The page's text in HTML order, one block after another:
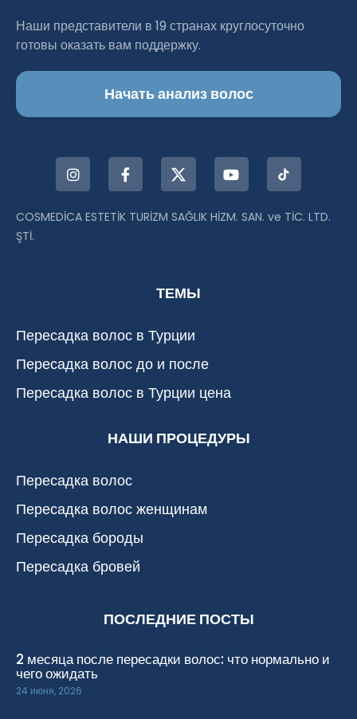
Haartransplantation Istanbul |Dr.Acar aus
Наши представители в 19 странах круглосуточно
готовы оказать вам поддержку.
Начать анализ волос
COSMEDİCA ESTETİK TURİZM SAĞLIK HİZM. SAN. ve TİC. LTD.
ŞTİ.
ТЕМЫ
Пересадка волос в Турции
Пересадка волос до и после
Пересадка волос в Турции цена
НАШИ ПРОЦЕДУРЫ
Пересадка волос
Пересадка волос женщинам
Пересадка бороды
Пересадка бровей
ПОСЛЕДНИЕ ПОСТЫ
2 месяца после пересадки волос: что нормально и
чего ожидать
24 июня, 2026